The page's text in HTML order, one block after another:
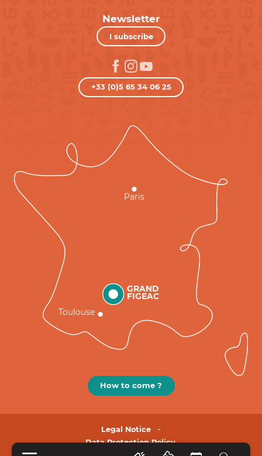
Newsletter
I subscribe
+33 (0)5 65 34 06 25
GRAND
FIGEAC
Toulouse
Paris
How to come ?
Legal Notice
Data Protection Policy.